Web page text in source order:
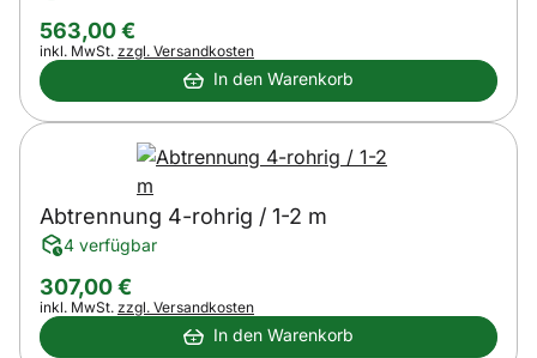
563,00€
Steuerhinweis:
inkl. MwSt. zzgl. Versandkosten
In den Warenkorb
Abtrennung 4-rohrig / 1-2 m
4 verfügbar
307,00€
Steuerhinweis:
inkl. MwSt. zzgl. Versandkosten
In den Warenkorb